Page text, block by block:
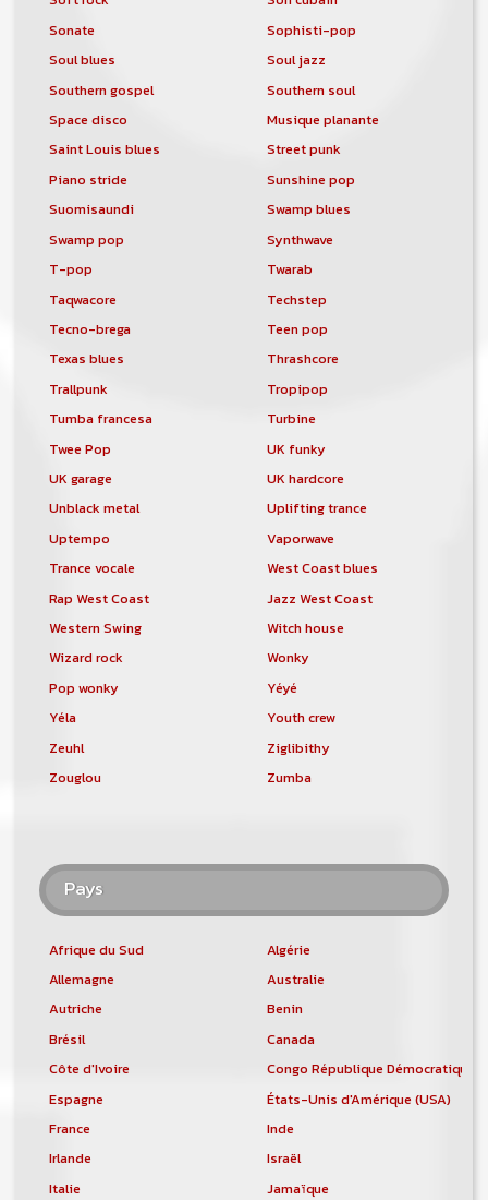
Sonate
Sophisti-pop
Soul blues
Soul jazz
Southern gospel
Southern soul
Space disco
Musique planante
Saint Louis blues
Street punk
Piano stride
Sunshine pop
Suomisaundi
Swamp blues
Swamp pop
Synthwave
T-pop
Twarab
Taqwacore
Techstep
Tecno-brega
Teen pop
Texas blues
Thrashcore
Trallpunk
Tropipop
Tumba francesa
Turbine
Twee Pop
UK funky
UK garage
UK hardcore
Unblack metal
Uplifting trance
Uptempo
Vaporwave
Trance vocale
West Coast blues
Rap West Coast
Jazz West Coast
Western Swing
Witch house
Wizard rock
Wonky
Pop wonky
Yéyé
Yéla
Youth crew
Zeuhl
Ziglibithy
Zouglou
Zumba
Pays
Afrique du Sud
Algérie
Allemagne
Australie
Autriche
Benin
Brésil
Canada
Côte d'Ivoire
Congo République Démocratique
Espagne
États-Unis d'Amérique (USA)
France
Inde
Irlande
Israël
Italie
Jamaïque